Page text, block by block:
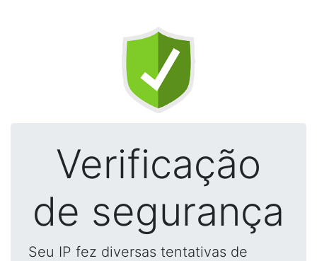
Verificação
de segurança
Seu IP fez diversas tentativas de